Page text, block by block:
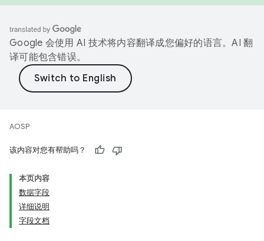
Google 会使用 AI 技术将内容翻译成您偏好的语言。AI 翻
译可能包含错误。
AOSP
该内容对您有帮助吗？
本页内容
数据字段
详细说明
字段文档